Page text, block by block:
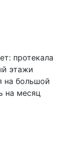
протекала
этажи
на большой
на месяц